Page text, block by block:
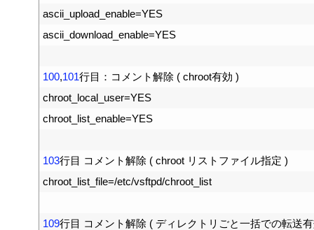
ascii_upload_enable=YES
ascii_download_enable=YES
100,101行目：コメント解除 ( chroot有効 )
chroot_local_user=YES
chroot_list_enable=YES
103行目 コメント解除 ( chroot リストファイル指定 )
chroot_list_file=/etc/vsftpd/chroot_ list
109行目 コメント解除 ( ディレクトリごと一括での転送